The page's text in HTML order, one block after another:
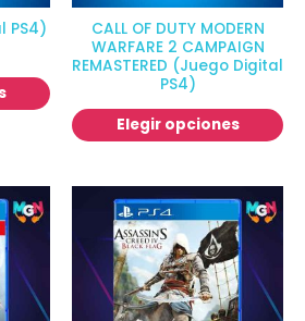
PS4)
CALL OF DUTY MODERN
WARFARE 2 CAMPAIGN
REMASTERED (Juego Digital
PS4)
Elegir opciones